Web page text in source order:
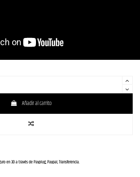
Añadir al carrito
en 3D a través de Payplug, Paypal, Transferencia.